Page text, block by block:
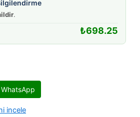
.
₺698.25
WhatsApp
incele